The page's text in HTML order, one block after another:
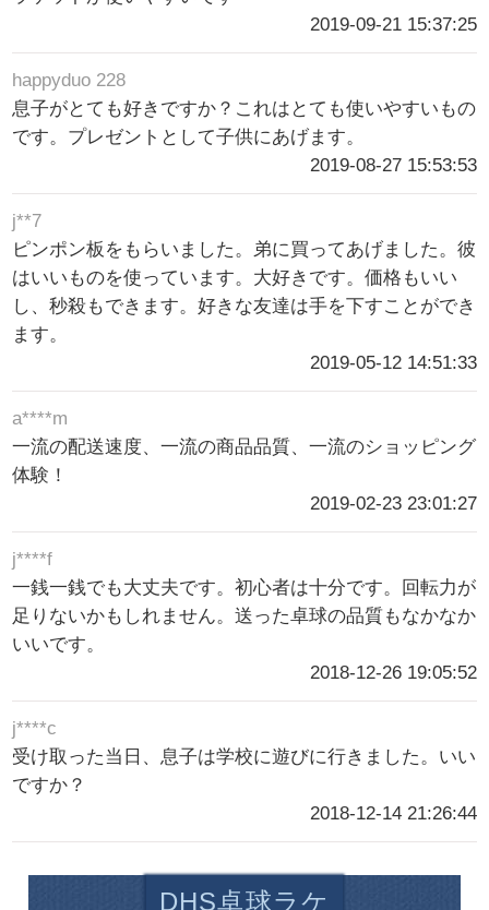
2019-09-21 15:37:25
happyduo 228
息子がとても好きですか？これはとても使いやすいもの
です。プレゼントとして子供にあげます。
2019-08-27 15:53:53
j**7
ピンポン板をもらいました。弟に買ってあげました。彼
はいいものを使っています。大好きです。価格もいい
し、秒殺もできます。好きな友達は手を下すことができ
ます。
2019-05-12 14:51:33
a****m
一流の配送速度、一流の商品品質、一流のショッピング
体験！
2019-02-23 23:01:27
j****f
一銭一銭でも大丈夫です。初心者は十分です。回転力が
足りないかもしれません。送った卓球の品質もなかなか
いいです。
2018-12-26 19:05:52
j****c
受け取った当日、息子は学校に遊びに行きました。いい
ですか？
2018-12-14 21:26:44
DHS卓球ラケ